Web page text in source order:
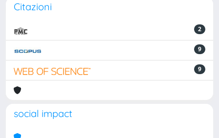
Citazioni
2
9
9
social impact